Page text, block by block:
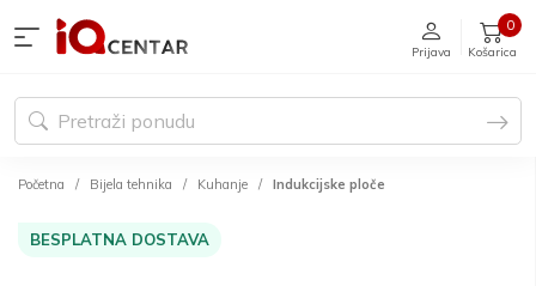
Prijava Košarica
0
Početna Bijela tehnika Kuhanje Indukcijske ploče
BESPLATNA DOSTAVA